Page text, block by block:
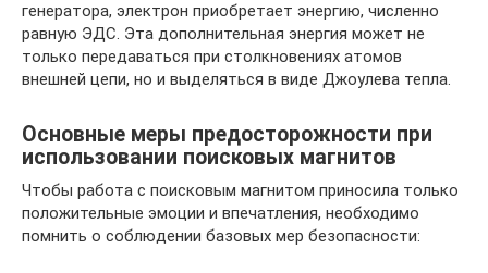
генератора, электрон приобретает энергию, численно
равную ЭДС. Эта дополнительная энергия может не
только передаваться при столкновениях атомов
внешней цепи, но и выделяться в виде Джоулева тепла.
Основные меры предосторожности при
использовании поисковых магнитов
Чтобы работа с поисковым магнитом приносила только
положительные эмоции и впечатления, необходимо
помнить о соблюдении базовых мер безопасности: